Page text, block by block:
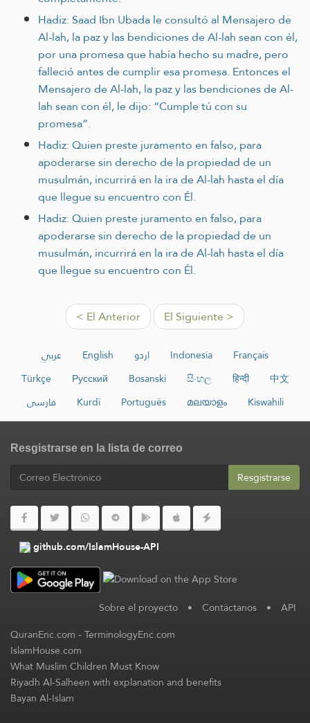
Hadiz: Saad Ibn Ubada le consultó al Mensajero de
Al-lah, la paz y las bendiciones de Al-lah sean con él,
por una promesa que había hecho su madre, pero
falleció antes de cumplir esa promesa. Entonces el
Mensajero de Al-lah, la paz y las bendiciones de Al-
lah sean con él, le dijo: “Cumple tú con su
promesa”.
Hadiz: Quien preste juramento en falso, para
apoderarse sin derecho de la propiedad de un
musulmán, incurrirá en la ira de Al-lah hasta el día
que llegue su encuentro con Él.
Hadiz: Quien preste juramento en falso, para
apoderarse sin derecho de la propiedad de un
musulmán, incurrirá en la ira de Al-lah hasta el día
que llegue su encuentro con Él.
< El Anterior El Siguiente >
عربي English اردو Indonesia
Français
Türkçe
Русский Bosanski සිංහල हिन्दी
中文
فارسی
Kurdî Português മലയാളം Kiswahili
Resgistrarse en la lista de correo
Resgistrarse
github.com/IslamHouse-API
Sobre el proyecto • Contáctanos • API
QuranEnc.com-TerminologyEnc.com
IslamHouse.com
What Muslim Children Must Know
Riyadh Al-Salheen with explanation and benefits
Bayan Al-Islam